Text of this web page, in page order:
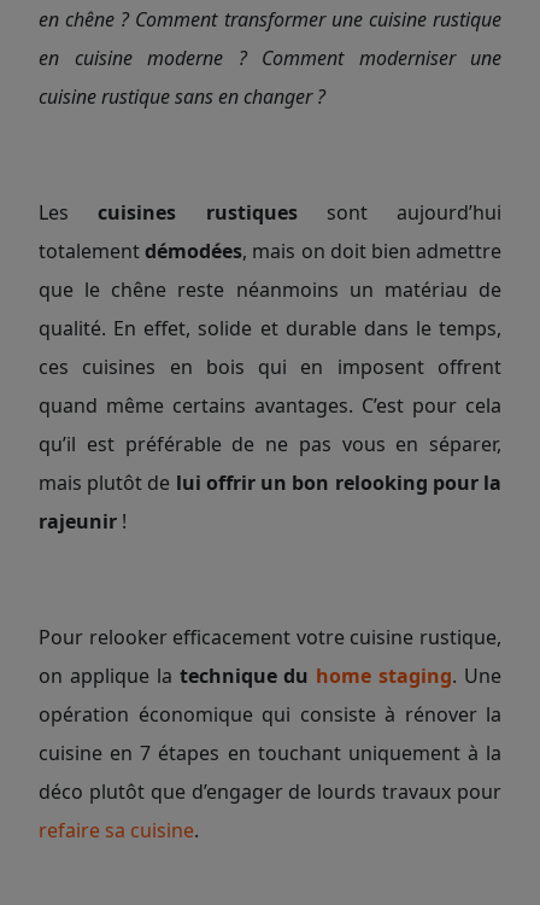
en chêne ? Comment transformer une cuisine rustique
en cuisine moderne ? Comment moderniser une
cuisine rustique sans en changer ?
Lescuisines rustiquessont aujourd’hui
totalementdémodées, mais on doit bien admettre
que le chêne reste néanmoins un matériau de
qualité. En effet, solide et durable dans le temps,
ces cuisines en bois qui en imposent offrent
quand même certains avantages. C’est pour cela
qu’il est préférable de ne pas vous en séparer,
mais plutôt de lui offrir un bon relooking pour la
rajeunir !
Pour relooker efficacement votre cuisine rustique,
on applique la technique du home staging. Une
opération économique qui consiste à rénover la
cuisine en 7 étapes en touchant uniquement à la
déco plutôt que d’engager de lourds travaux pour
refaire sa cuisine.